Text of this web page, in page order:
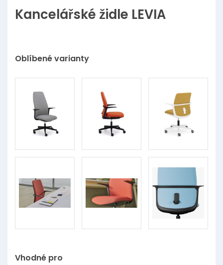
Kancelářské židle LEVIA
Oblíbené varianty
Vhodné pro